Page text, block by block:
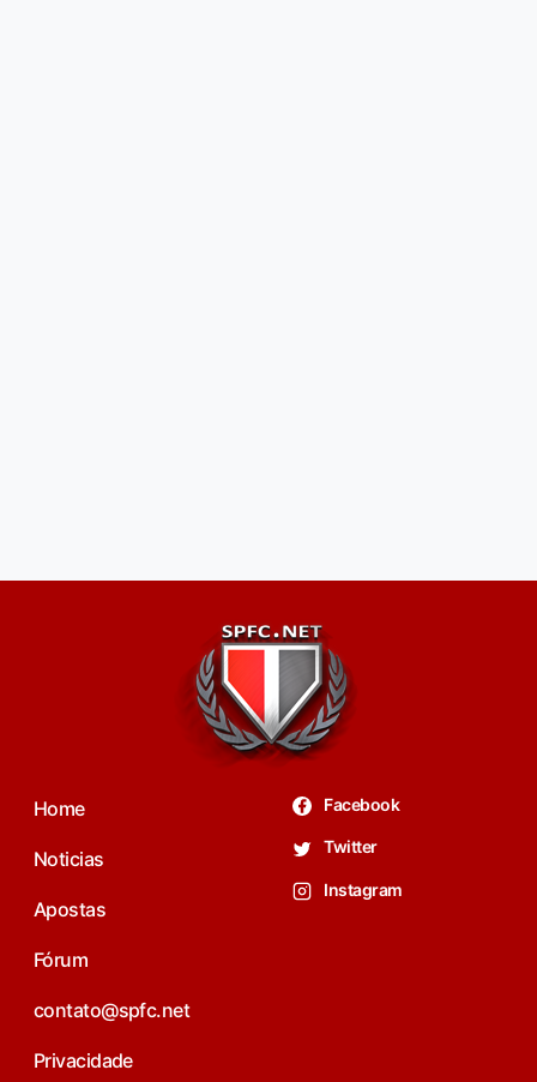
Home
Noticias
Apostas
Fórum
contato@spfc.net
Privacidade
Facebook
Twitter
Instagram